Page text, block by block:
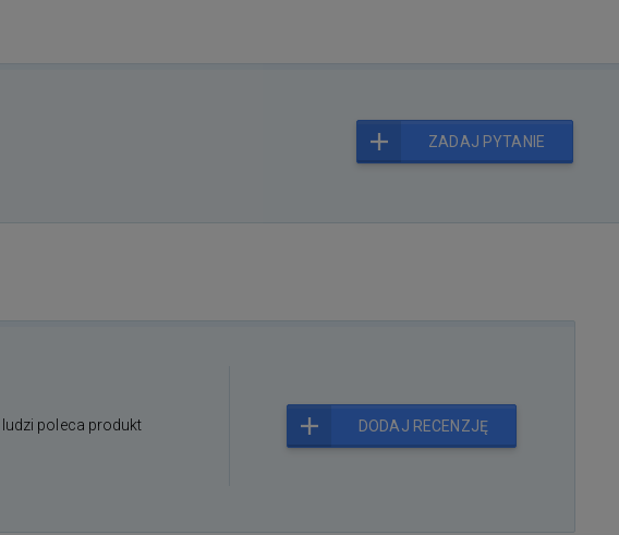
ZADAJ PYTANIE
ludzi poleca produkt DODAJ RECENZJĘ